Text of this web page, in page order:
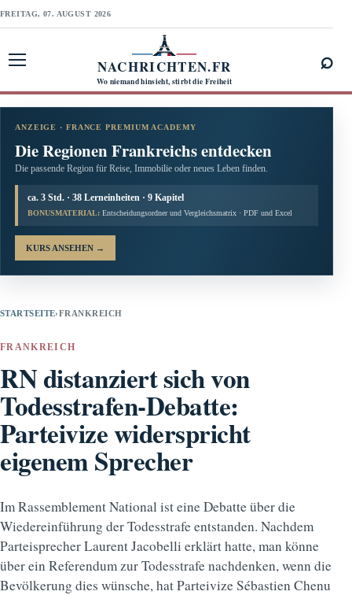
FREITAG, 07. AUGUST 2026
NACHRICHTEN.FR
Wo niemand hinsieht, stirbt die Freiheit
⌕
ANZEIGE · FRANCE PREMIUM ACADEMY
Die Regionen Frankreichs entdecken
Die passende Region für Reise, Immobilie oder neues Leben finden.
ca. 3 Std. · 38 Lerneinheiten · 9 Kapitel
BONUSMATERIAL: Entscheidungsordner und Vergleichsmatrix · PDF und Excel
KURS ANSEHEN →
STARTSEITE›FRANKREICH
FRANKREICH
RN distanziert sich von
Todesstrafen-Debatte:
Parteivize widerspricht
eigenem Sprecher
Im Rassemblement National ist eine Debatte über die
Wiedereinführung der Todesstrafe entstanden. Nachdem
Parteisprecher Laurent Jacobelli erklärt hatte, man könne
über ein Referendum zur Todesstrafe nachdenken, wenn die
Bevölkerung dies wünsche, hat Parteivize Sébastien Chenu